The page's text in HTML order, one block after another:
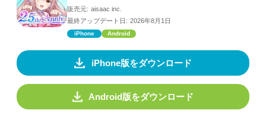
販売元: aisaac inc.
最終アップデート日: 2026年8月1日
iPhone Android
iPhone版をダウンロード
Android版をダウンロード